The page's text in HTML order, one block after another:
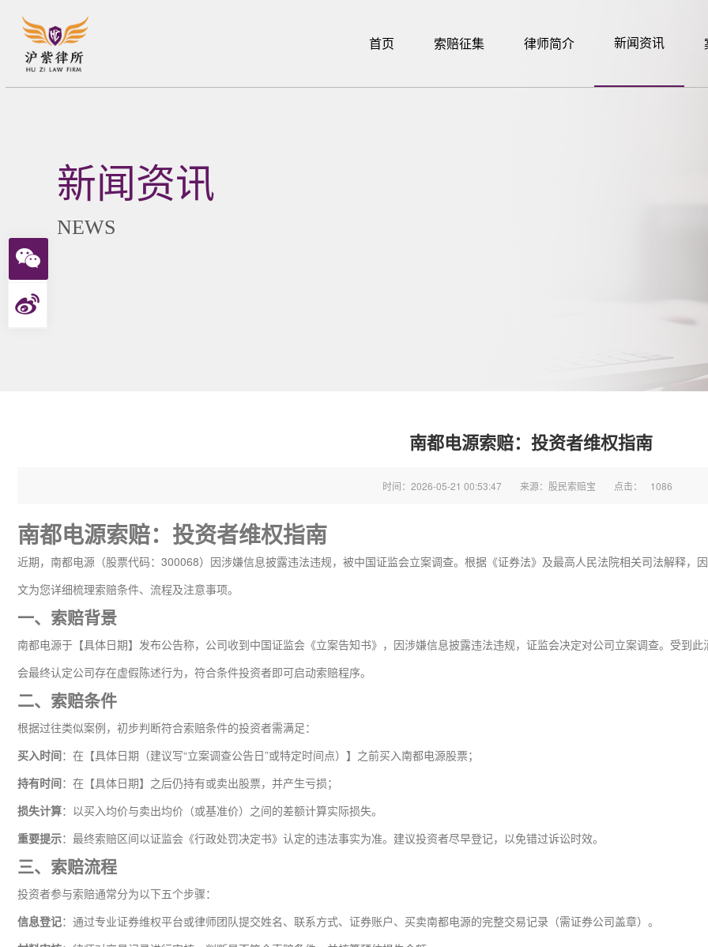
首页 索赔征集 律师简介 新闻资讯
新闻资讯
NEWS
南都电源索赔：投资者维权指南
时间：2026-05-21 00:53:47 来源：股民索赔宝 点击： 1086
南都电源索赔：投资者维权指南
近期，南都电源（股票代码：300068）因涉嫌信息披露违法违规，被中国证监会立案调查。根据《证券法》及最高人民法院相关司法解释，
文为您详细梳理索赔条件、流程及注意事项。
一、索赔背景
南都电源于【具体日期】发布公告称，公司收到中国证监会《立案告知书》，因涉嫌信息披露违法违规，证监会决定对公司立案调查。受到
会最终认定公司存在虚假陈述行为，符合条件投资者即可启动索赔程序。
二、索赔条件
根据过往类似案例，初步判断符合索赔条件的投资者需满足：
买入时间：在【具体日期（建议写“立案调查公告日”或特定时间点）】之前买入南都电源股票；
持有时间：在【具体日期】之后仍持有或卖出股票，并产生亏损；
损失计算：以买入均价与卖出均价（或基准价）之间的差额计算实际损失。
重要提示：最终索赔区间以证监会《行政处罚决定书》认定的违法事实为准。建议投资者尽早登记，以免错过诉讼时效。
三、索赔流程
投资者参与索赔通常分为以下五个步骤：
信息登记：通过专业证券维权平台或律师团队提交姓名、联系方式、证券账户、买卖南都电源的完整交易记录（需证券公司盖章）。